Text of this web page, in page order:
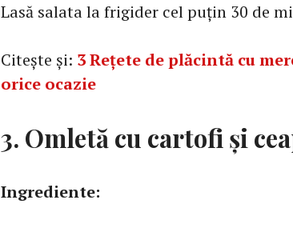
Lasă salata la frigider cel puțin 30 de
Citește și: 3 Rețete de plăcintă cu
orice ocazie
3. Omletă cu cartofi și
Ingrediente: